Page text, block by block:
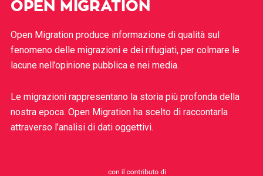
OPEN MIGRATION
Open Migration produce informazione di qualità sul
fenomeno delle migrazioni e dei rifugiati, per colmare le
lacune nell’opinione pubblica e nei media.
Le migrazioni rappresentano la storia più profonda della
nostra epoca. Open Migration ha scelto di raccontarla
attraverso l’analisi di dati oggettivi.